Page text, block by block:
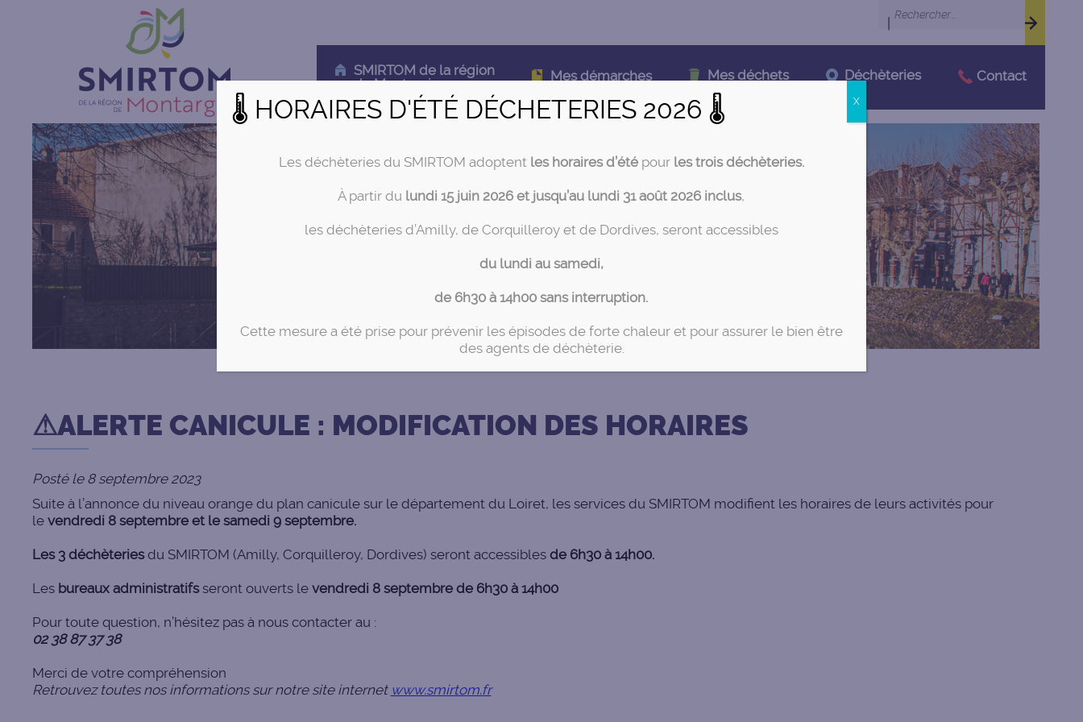
|
SMIRTOM de la région
de Montargis
Mes démarches Mes déchets Déchèteries Contact
Actualités
⚠ ALERTE CANICULE : MODIFICATION DES HORAIRES
Posté le 8 septembre 2023
Suite à l’annonce du niveau orange du plan canicule sur le département du Loiret, les services du SMIRTOM modifient les horaires de leurs activités pour
le vendredi 8 septembre et le samedi 9 septembre.
Les 3 déchèteriesdu SMIRTOM (Amilly, Corquilleroy, Dordives) seront accessibles de 6h30 à 14h00.
Les bureaux administratifsseront ouverts le vendredi 8 septembre de 6h30 à 14h00
Pour toute question, n’hésitez pas à nous contacter au :
02 38 87 37 38
Merci de votre compréhension
Retrouvez toutes nos informations sur notre site internet www.smirtom.fr
🌡 HORAIRES D'ÉTÉ DÉCHETERIES 2026 🌡
Les déchèteries du SMIRTOM adoptent les horaires d’été pour les trois déchèteries.
À partir du lundi 15 juin 2026 et jusqu’au lundi 31 août 2026 inclus,
les déchèteries d’Amilly, de Corquilleroy et de Dordives, seront accessibles
du lundi au samedi,
de 6h30 à 14h00 sans interruption.
Cette mesure a été prise pour prévenir les épisodes de forte chaleur et pour assurer le bien être
des agents de déchèterie.
X